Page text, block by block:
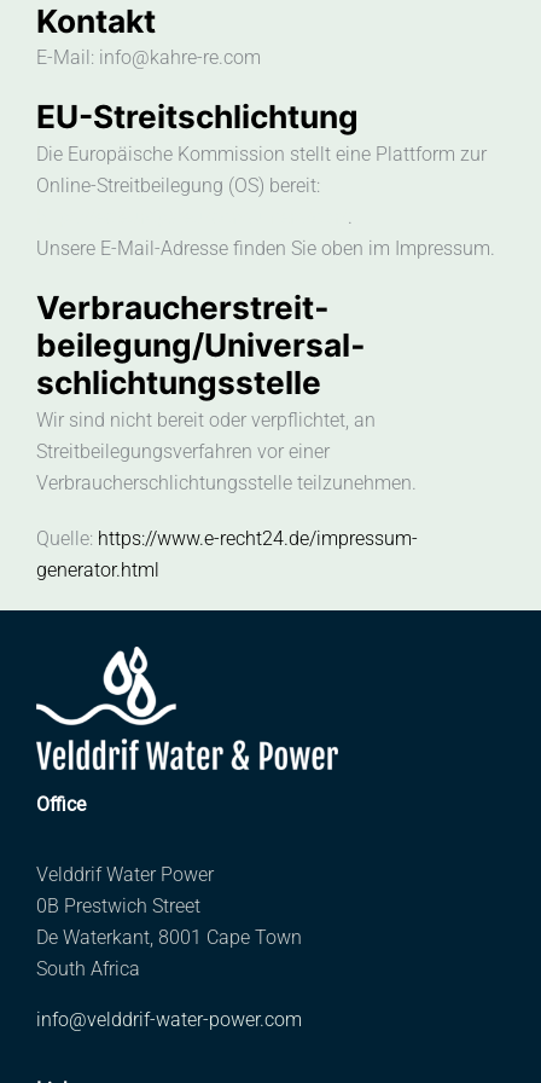
Kontakt
E-Mail: info@kahre-re.com
EU-Streitschlichtung
Die Europäische Kommission stellt eine Plattform zur
Online-Streitbeilegung (OS) bereit:
.
Unsere E-Mail-Adresse finden Sie oben im Impressum.
Verbraucher­streit­
beilegung/Universal­
schlichtungs­stelle
Wir sind nicht bereit oder verpflichtet, an
Streitbeilegungsverfahren vor einer
Verbraucherschlichtungsstelle teilzunehmen.
Quelle: https://www.e-recht24.de/impressum-
generator.html
Office
Velddrif Water Power
0B Prestwich Street
De Waterkant, 8001 Cape Town
South Africa
info@velddrif-water-power.com